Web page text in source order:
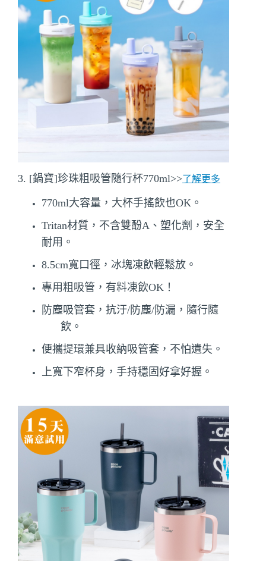
3. [鍋寶]珍珠粗吸管隨行杯770ml>>了解更多
770ml大容量，大杯手搖飲也OK。
Tritan材質，不含雙酚A、塑化劑，安全
耐用。
8.5cm寬口徑，冰塊凍飲輕鬆放。
專用粗吸管，有料凍飲OK！
防塵吸管套，抗汙/防塵/防漏，隨行隨
飲。
便攜提環兼具收納吸管套，不怕遺失。
上寬下窄杯身，手持穩固好拿好握。